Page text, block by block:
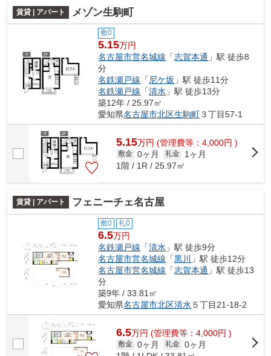
賃貸 | アパート メゾン生駒町
敷0
5.15万円
名古屋市営名城線 「志賀本通 」駅 徒歩8
分
名鉄瀬戸線 「尼ケ坂 」駅 徒歩11分
名鉄瀬戸線 「清水 」駅 徒歩13分
築12年 / 25.97㎡
愛知県名古屋市北区生駒町３丁目57-1
5.15万円 (管理費等：4,000円 )
敷金 0ヶ月 礼金
1ヶ月
1階 / 1R / 25.97㎡
賃貸 | アパート フェニーチェ名古屋
敷0 礼0
6.5万円
名鉄瀬戸線 「清水 」駅 徒歩9分
名古屋市営名城線 「黒川
」駅 徒歩12分
名古屋市営名城線 「志賀本通 」駅 徒歩13
分
築9年 / 33.81㎡
愛知県名古屋市北区清水５丁目21-18-2
6.5万円 (管理費等：4,000円 )
敷金 0ヶ月 礼金 0ヶ月